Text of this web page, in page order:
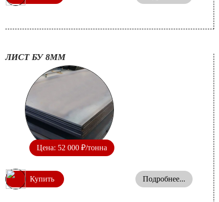
ЛИСТ БУ 8ММ
Цена: 52 000 ₽/тонна
Купить Подробнее...